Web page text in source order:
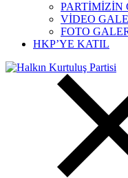
PARTİMİZİN
VİDEO
FOTO
HKP’YE KATIL